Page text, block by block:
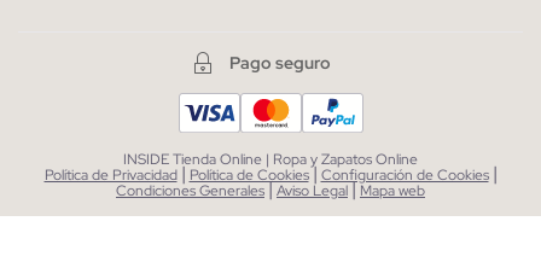
Pago seguro
INSIDE Tienda Online | Ropa y Zapatos Online
Política de Privacidad | Política de Cookies| Configuración de Cookies |
Condiciones Generales|Aviso Legal| Mapa web